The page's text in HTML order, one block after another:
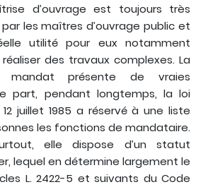
d’ouvrage est toujours très
par les maîtres d’ouvrage public et
utilité pour eux notamment
réaliser des travaux complexes. La
mandat présente de vraies
part, pendant longtemps, la loi
juillet 1985 a réservé à une liste
les fonctions de mandataire.
elle dispose d’un statut
lequel en détermine largement le
L. 2422-5 et suivants du Code